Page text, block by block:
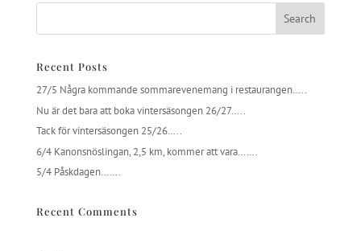
Recent Posts
27/5 Några kommande sommarevenemang i restaurangen…..
Nu är det bara att boka vintersäsongen 26/27…..
Tack för vintersäsongen 25/26…..
6/4 Kanonsnöslingan, 2,5 km, kommer att vara…….
5/4 Påskdagen…….
Recent Comments